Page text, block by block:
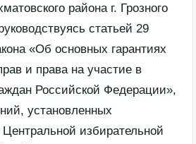
района г. Грозного
статьей 29
«Об основных гарантиях
и права на участие в
Российской Федерации»,
установленных
избирательной